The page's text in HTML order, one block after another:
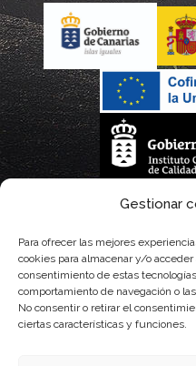
Gestionar
Para ofrecer las mejores
cookies para almacenar y/o
consentimiento de estas
comportamiento de navegación o
No consentir o retirar el
ciertas características y funciones.
La gestión de la DOP Lanzarote
con fondos provenientes del
Calidad